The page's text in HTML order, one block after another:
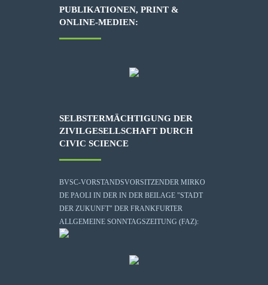
PUBLIKATIONEN, PRINT &
ONLINE-MEDIEN:
SELBSTERMÄCHTIGUNG DER
ZIVILGESELLSCHAFT DURCH
CIVIC SCIENCE
BVSC-VORSTANDSVORSITZENDER MIRKO
DE PAOLI IN DER IN DER BEILAGE "STADT
DER ZUKUNFT" DER FRANKFURTER
ALLGEMEINE SONNTAGSZEITUNG (FAZ):